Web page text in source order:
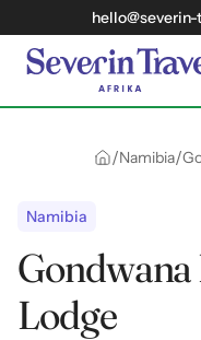
/Namibia/
Namibia
Gondwana
Lodge